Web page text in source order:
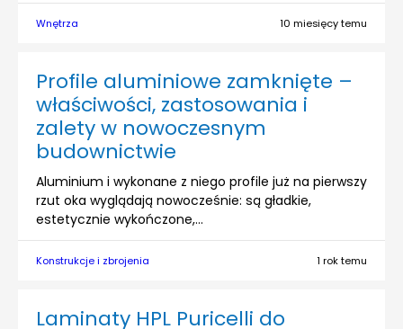
Wnętrza 10 miesięcy temu
Profile aluminiowe zamknięte –
właściwości, zastosowania i
zalety w nowoczesnym
budownictwie
Aluminium i wykonane z niego profile już na pierwszy
rzut oka wyglądają nowocześnie: są gładkie,
estetycznie wykończone,...
Konstrukcje i zbrojenia 1 rok temu
Laminaty HPL Puricelli do